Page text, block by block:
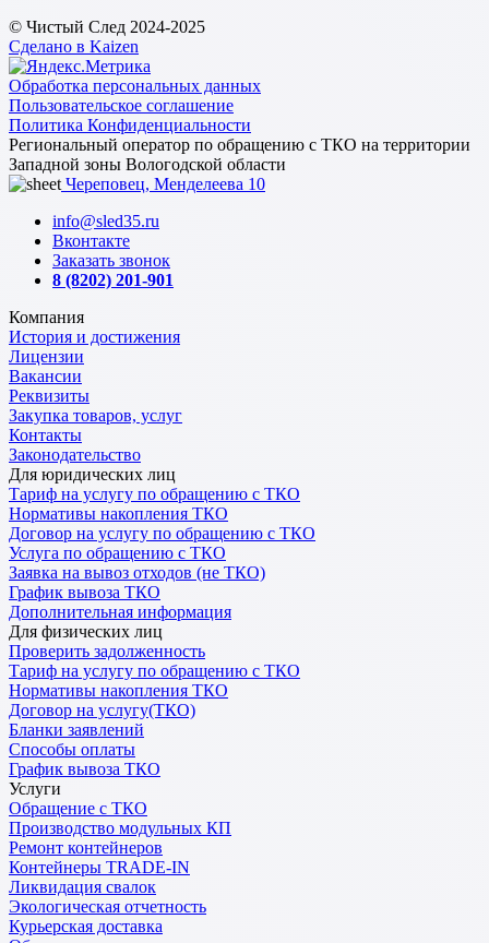
© Чистый След 2024-2025
Сделано в Kaizen
Обработка персональных данных
Пользовательское соглашение
Политика Конфиденциальности
Региональный оператор по обращению с ТКО на территории
Западной зоны Вологодской области
Череповец, Менделеева 10
info@sled35.ru
Вконтакте
Заказать звонок
8 (8202) 201-901
Компания
История и достижения
Лицензии
Вакансии
Реквизиты
Закупка товаров, услуг
Контакты
Законодательство
Для юридических лиц
Тариф на услугу по обращению с ТКО
Нормативы накопления ТКО
Договор на услугу по обращению с ТКО
Услуга по обращению с ТКО
Заявка на вывоз отходов (не ТКО)
График вывоза ТКО
Дополнительная информация
Для физических лиц
Проверить задолженность
Тариф на услугу по обращению с ТКО
Нормативы накопления ТКО
Договор на услугу(ТКО)
Бланки заявлений
Способы оплаты
График вывоза ТКО
Услуги
Обращение с ТКО
Производство модульных КП
Ремонт контейнеров
Контейнеры TRADE-IN
Ликвидация свалок
Экологическая отчетность
Курьерская доставка